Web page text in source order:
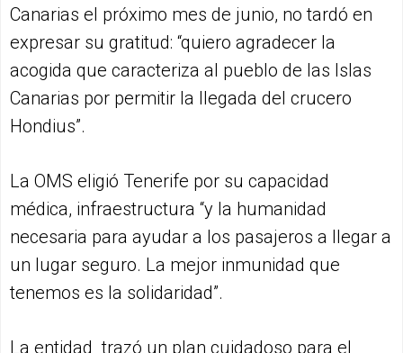
Canarias el próximo mes de junio, no tardó en
expresar su gratitud: “quiero agradecer la
acogida que caracteriza al pueblo de las Islas
Canarias por permitir la llegada del crucero
Hondius”.
La OMS eligió Tenerife por su capacidad
médica, infraestructura “y la humanidad
necesaria para ayudar a los pasajeros a llegar a
un lugar seguro. La mejor inmunidad que
tenemos es la solidaridad”.
La entidad trazó un plan cuidadoso para el